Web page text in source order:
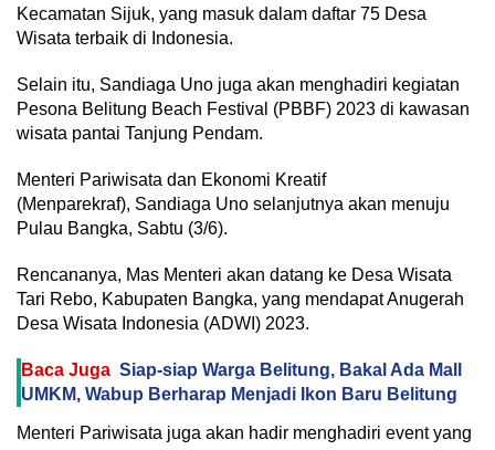
Kecamatan Sijuk, yang masuk dalam daftar 75 Desa
Wisata terbaik di Indonesia.
Selain itu, Sandiaga Uno juga akan menghadiri kegiatan
Pesona Belitung Beach Festival (PBBF) 2023 di kawasan
wisata pantai Tanjung Pendam.
Menteri Pariwisata dan Ekonomi Kreatif
(Menparekraf), Sandiaga Uno selanjutnya akan menuju
Pulau Bangka, Sabtu (3/6).
Rencananya, Mas Menteri akan datang ke Desa Wisata
Tari Rebo, Kabupaten Bangka, yang mendapat Anugerah
Desa Wisata Indonesia (ADWI) 2023.
Baca Juga Siap-siap Warga Belitung, Bakal Ada Mall
UMKM, Wabup Berharap Menjadi Ikon Baru Belitung
Menteri Pariwisata juga akan hadir menghadiri event yang